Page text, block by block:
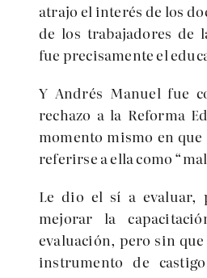
atrajo el interés de los
de los trabajadores de
fue precisamente el
Y Andrés Manuel fue
rechazo a la Reforma
momento mismo en
referirse a ella como
Le dio el sí a evaluar,
mejorar la
evaluación, pero sin
instrumento de